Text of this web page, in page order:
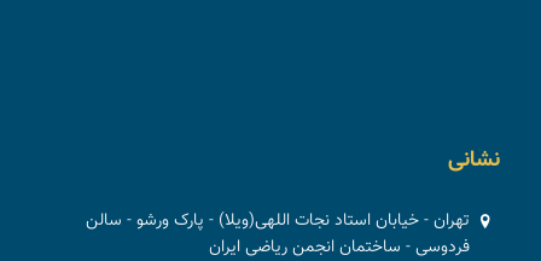
نشانی
تهران - خیابان استاد نجات اللهی(ویلا) - پارک ورشو - سالن
فردوسی - ساختمان انجمن ریاضی ایران